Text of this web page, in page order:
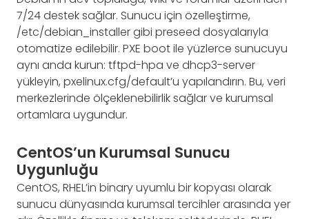
7/24 destek sağlar. Sunucu için özelleştirme,
/etc/debian_installer gibi preseed dosyalarıyla
otomatize edilebilir. PXE boot ile yüzlerce sunucuyu
aynı anda kurun: tftpd-hpa ve dhcp3-server
yükleyin, pxelinux.cfg/default’u yapılandırın. Bu, veri
merkezlerinde ölçeklenebilirlik sağlar ve kurumsal
ortamlara uygundur.
CentOS’un Kurumsal Sunucu
Uygunluğu
CentOS, RHEL’in binary uyumlu bir kopyası olarak
sunucu dünyasında kurumsal tercihler arasında yer